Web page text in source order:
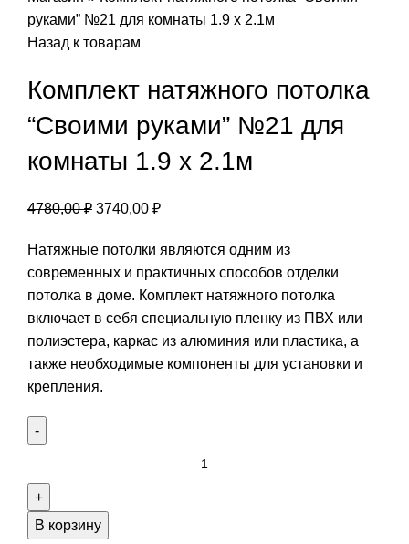
руками” №21 для комнаты 1.9 х 2.1м
Назад к товарам
Комплект натяжного потолка
“Своими руками” №21 для
комнаты 1.9 х 2.1м
4780,00₽ Первоначальная
составляла
4780,00 ₽.
3740,00 ₽Текущая
3740,00 ₽.
Натяжные потолки являются одним из
современных и практичных способов отделки
потолка в доме. Комплект натяжного потолка
включает в себя специальную пленку из ПВХ или
полиэстера, каркас из алюминия или пластика, а
также необходимые компоненты для установки и
крепления.
Комплект
натяжного
В корзину